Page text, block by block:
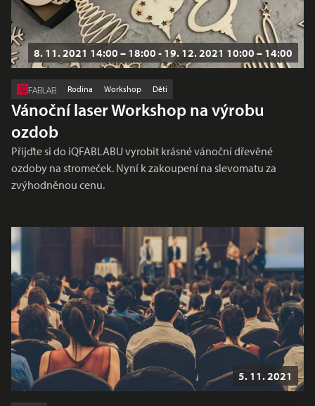
8. 11. 2021 14:00 – 18:00 - 19. 12. 2021 10:00 – 14:00
FABLAB Rodina Workshop Děti
Vánoční laser Workshop na výrobu
ozdob
Přijďte si do iQFABLABU vyrobit krásné vánoční dřevěné
ozdoby na stromeček. Nyní k zakoupení na slevomatu za
zvýhodněnou cenu.
5. 11. 2021